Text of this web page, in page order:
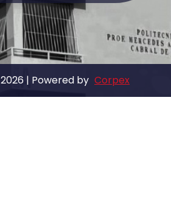
| Powered by Corpex